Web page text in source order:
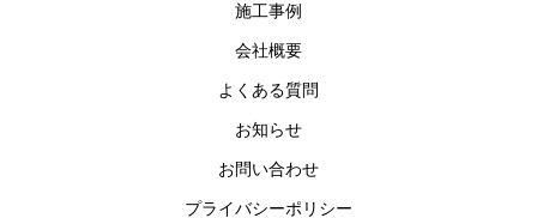
施工事例
会社概要
よくある質問
お知らせ
お問い合わせ
プライバシーポリシー